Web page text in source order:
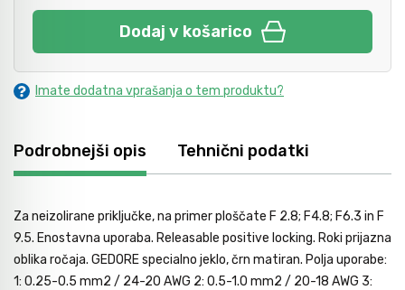
Dodaj v košarico
Imate dodatna vprašanja o tem produktu?
Podrobnejši opis Tehnični podatki
Za neizolirane priključke, na primer ploščate F 2.8; F4.8; F6.3 in F
9.5. Enostavna uporaba. Releasable positive locking. Roki prijazna
oblika ročaja. GEDORE specialno jeklo, črn matiran. Polja uporabe:
1: 0.25-0.5 mm2 / 24-20 AWG 2: 0.5-1.0 mm2 / 20-18 AWG 3: